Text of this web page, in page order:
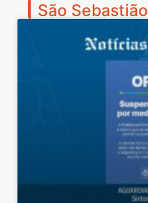
São Sebastião